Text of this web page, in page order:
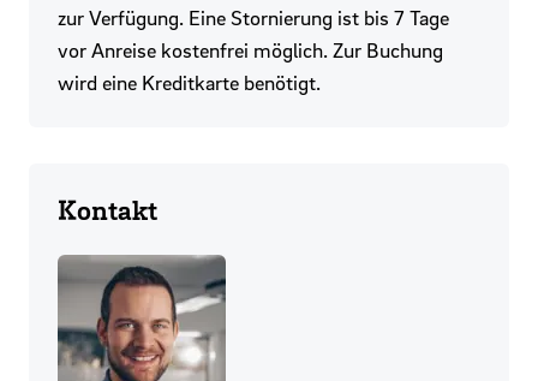
zur Verfügung. Eine Stornierung ist bis 7 Tage
vor Anreise kostenfrei möglich. Zur Buchung
wird eine Kreditkarte benötigt.
Kontakt